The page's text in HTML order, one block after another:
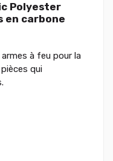
Polyester
en carbone
à feu pour la
qui